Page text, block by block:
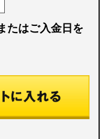
たはご入金日を